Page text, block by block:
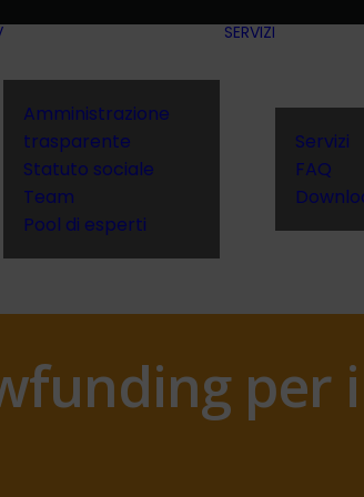
Amministrazione
trasparente
Statuto sociale
Team
Pool di esperti
SERVIZI
Servizi
FAQ
per